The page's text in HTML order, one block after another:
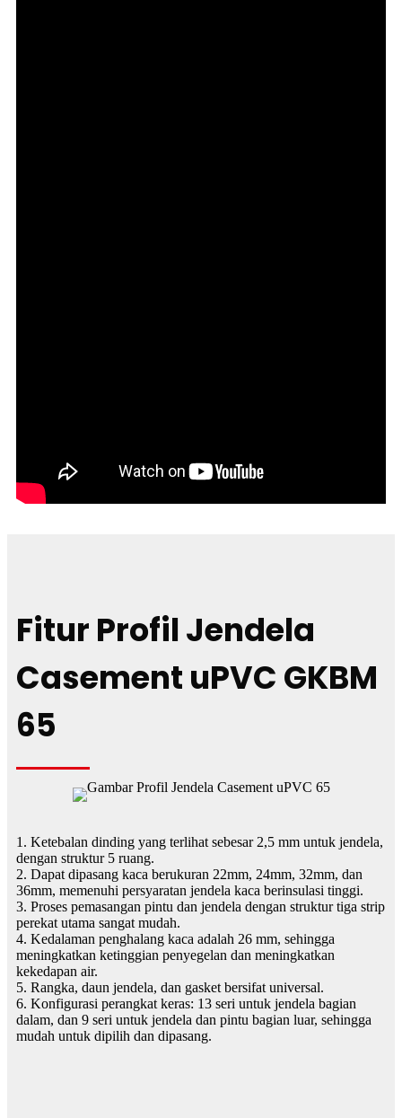
Fitur Profil Jendela
Casement uPVC GKBM
65
1. Ketebalan dinding yang terlihat sebesar 2,5 mm untuk jendela,
dengan struktur 5 ruang.
2. Dapat dipasang kaca berukuran 22mm, 24mm, 32mm, dan
36mm, memenuhi persyaratan jendela kaca berinsulasi tinggi.
3. Proses pemasangan pintu dan jendela dengan struktur tiga strip
perekat utama sangat mudah.
4. Kedalaman penghalang kaca adalah 26 mm, sehingga
meningkatkan ketinggian penyegelan dan meningkatkan
kekedapan air.
5. Rangka, daun jendela, dan gasket bersifat universal.
6. Konfigurasi perangkat keras: 13 seri untuk jendela bagian
dalam, dan 9 seri untuk jendela dan pintu bagian luar, sehingga
mudah untuk dipilih dan dipasang.